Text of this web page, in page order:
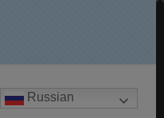
Russian